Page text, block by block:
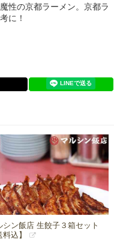
性の京都ラーメン。京都ラ
に！
シン飯店 生餃子３箱セット
料込】